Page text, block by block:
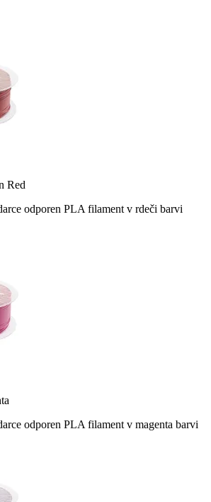
Red
odporen PLA filament v rdeči barvi
odporen PLA filament v magenta barvi